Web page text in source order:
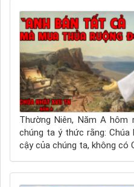
Thường Niên, Năm A hôm
chúng ta ý thức rằng:
cậy của chúng ta, không có